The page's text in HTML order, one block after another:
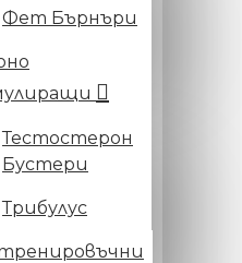
Фет Бърнъри
Тестостерон
Бустери
Трибулус